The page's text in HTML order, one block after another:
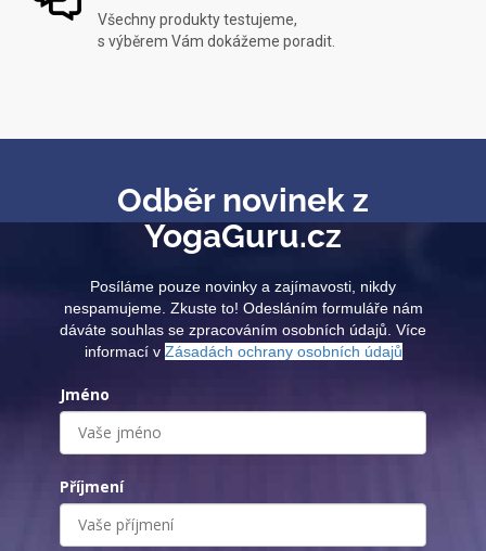
Všechny produkty testujeme,
s výběrem Vám dokážeme poradit.
Odběr novinek z
YogaGuru.cz
Posíláme pouze novinky a zajímavosti, nikdy
nespamujeme. Zkuste to! Odesláním formuláře nám
dáváte souhlas se zpracováním osobních údajů. Více
informací v Zásadách ochrany osobních údajů
Jméno
Příjmení